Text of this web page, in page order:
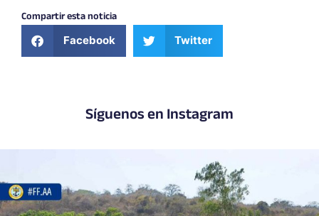
Compartir esta noticia
Facebook Twitter
Síguenos en Instagram